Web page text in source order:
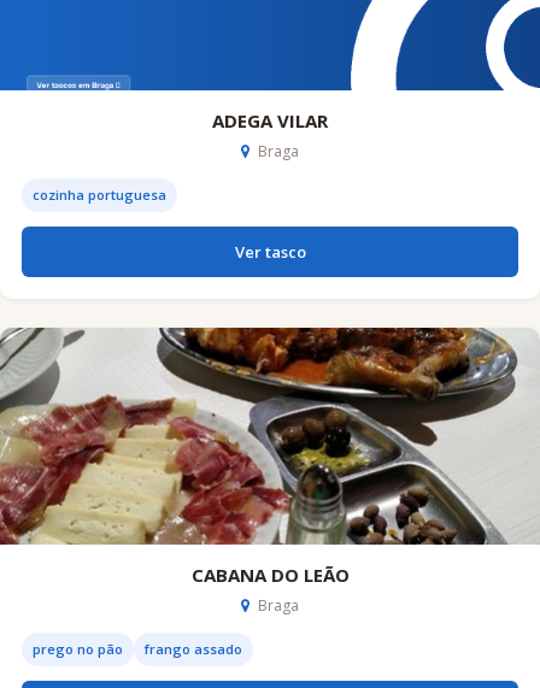
ADEGA VILAR
Braga
cozinha portuguesa
Ver tasco
CABANA DO LEÃO
Braga
prego no pão frango assado